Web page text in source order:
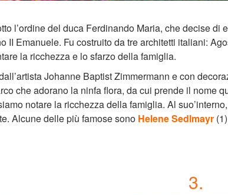
l’ordine del duca Ferdinando Maria, che decise di
Emanuele. Fu costruito da tre architetti italiani:
la ricchezza e lo sfarzo della famiglia.
Johanne Baptist Zimmermann e con
che adorano la ninfa flora, da cui prende il nome
notare la ricchezza della famiglia. Al
Alcune delle più famose sono Helene Sedlmayr
3.